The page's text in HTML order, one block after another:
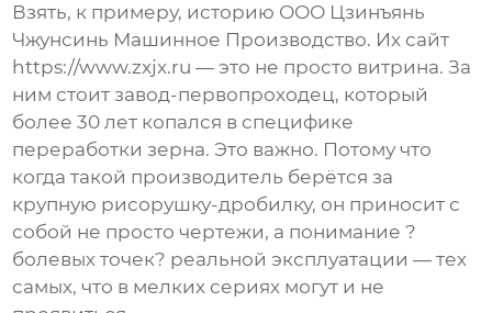
Взять, к примеру, историю ООО Цзинъянь
Чжунсинь Машинное Производство. Их сайт
https://www.zxjx.ru — это не просто витрина. За
ним стоит завод-первопроходец, который
более 30 лет копался в специфике
переработки зерна. Это важно. Потому что
когда такой производитель берётся за
крупную рисорушку-дробилку, он приносит с
собой не просто чертежи, а понимание ?
болевых точек? реальной эксплуатации — тех
самых, что в мелких сериях могут и не